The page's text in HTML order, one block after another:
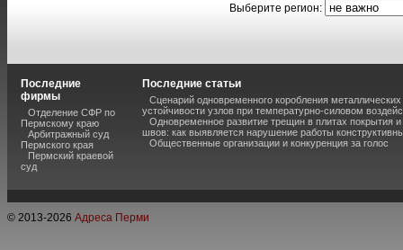
Выберите регион:
Последние
фирмы
Отделение СФР по
Пермскому краю
Арбитражный суд
Пермского края
Пермский краевой
суд
Последние статьи
Сценарий одновременного коробления
устойчивости узлов при температурно-силовом
Одновременное развитие трещин в плитах покрытия
швов: как выявляется нарушение работы
Общественные организации и конкуренция за голос
© 2013-2026 Адреса Перми